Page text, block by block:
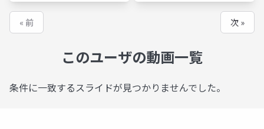
« 前 次 »
このユーザの動画一覧
条件に一致するスライドが見つかりませんでした。